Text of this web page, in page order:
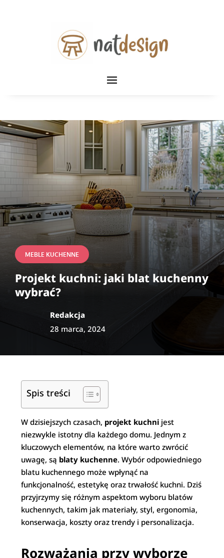
MEBLE KUCHENNE
Projekt kuchni: jaki blat kuchenny
wybrać?
Redakcja
28 marca, 2024
Spis treści
W dzisiejszych czasach, projekt kuchni jest
niezwykle istotny dla każdego domu. Jednym z
kluczowych elementów, na które warto zwrócić
uwagę, są blaty kuchenne. Wybór odpowiedniego
blatu kuchennego może wpłynąć na
funkcjonalność, estetykę oraz trwałość kuchni. Dziś
przyjrzymy się różnym aspektom wyboru blatów
kuchennych, takim jak materiały, styl, ergonomia,
konserwacja, koszty oraz trendy i personalizacja.
Rozważania przy wyborze